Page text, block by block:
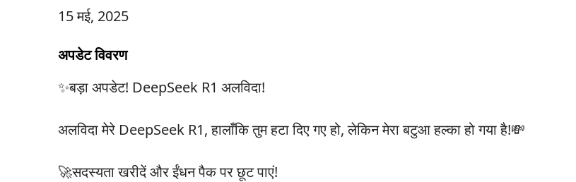
15 मई, 2025
अपडेट विवरण
✨बड़ा अपडेट! DeepSeek R1 अलविदा!
अलविदा मेरे DeepSeek R1, हालाँकि तुम हटा दिए गए हो, लेकिन मेरा बटुआ हल्का हो गया है!💸
🚀सदस्यता खरीदें और ईंधन पैक पर छूट पाएं!